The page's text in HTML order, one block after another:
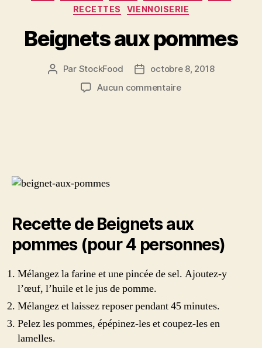
RECETTES
VIENNOISERIE
Beignets aux pommes
Auteur
Par StockFood
Dateoctobre 8, 2018
Aucun commentairesur
Recette de Beignets aux
pommes (pour 4 personnes)
Mélangez la farine et une pincée de sel. Ajoutez-y
l’œuf, l’huile et le jus de pomme.
Mélangez et laissez reposer pendant 45 minutes.
Pelez les pommes, épépinez-les et coupez-les en
lamelles.